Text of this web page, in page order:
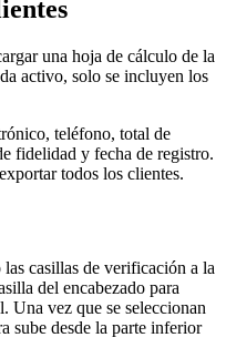
una hoja de cálculo de la
activo, solo se incluyen los
teléfono, total de
fidelidad y fecha de registro.
todos los clientes.
casillas de verificación a la
del encabezado para
Una vez que se seleccionan
sube desde la parte inferior